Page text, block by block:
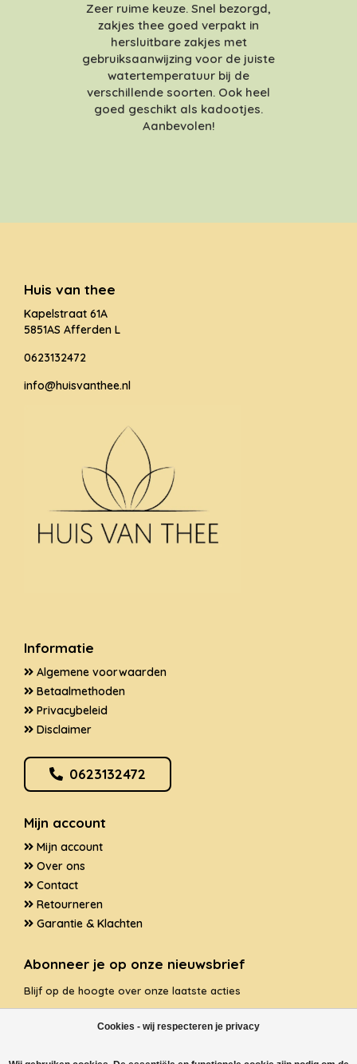
Cookies - wij respecteren je privacy
Zeer ruime keuze. Snel bezorgd,
zakjes thee goed verpakt in
hersluitbare zakjes met
gebruiksaanwijzing voor de juiste
watertemperatuur bij de
verschillende soorten. Ook heel
goed geschikt als kadootjes.
Aanbevolen!
Huis van thee
Kapelstraat 61A
5851AS Afferden L
0623132472
info@huisvanthee.nl
Informatie
Algemene voorwaarden
Betaalmethoden
Privacybeleid
Disclaimer
0623132472
Mijn account
Mijn account
Over ons
Contact
Retourneren
Garantie & Klachten
Abonneer je op onze nieuwsbrief
Blijf op de hoogte over onze laatste acties